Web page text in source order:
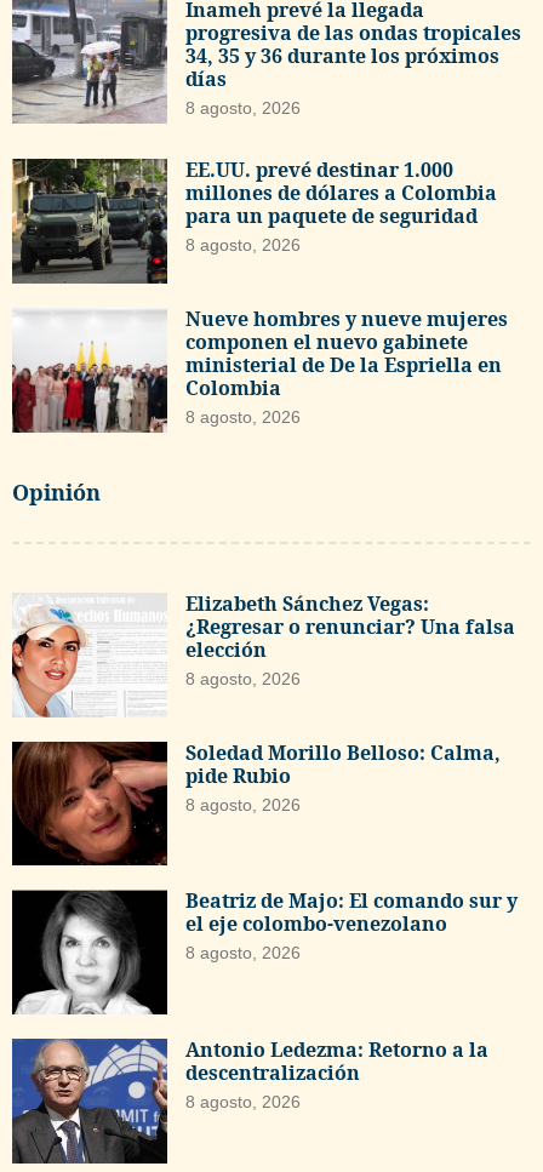
Inameh prevé la llegada
progresiva de las ondas tropicales
34, 35 y 36 durante los próximos
días
8 agosto, 2026
EE.UU. prevé destinar 1.000
millones de dólares a Colombia
para un paquete de seguridad
8 agosto, 2026
Nueve hombres y nueve mujeres
componen el nuevo gabinete
ministerial de De la Espriella en
Colombia
8 agosto, 2026
Opinión
Elizabeth Sánchez Vegas:
¿Regresar o renunciar? Una falsa
elección
8 agosto, 2026
Soledad Morillo Belloso: Calma,
pide Rubio
8 agosto, 2026
Beatriz de Majo: El comando sur y
el eje colombo-venezolano
8 agosto, 2026
Antonio Ledezma: Retorno a la
descentralización
8 agosto, 2026